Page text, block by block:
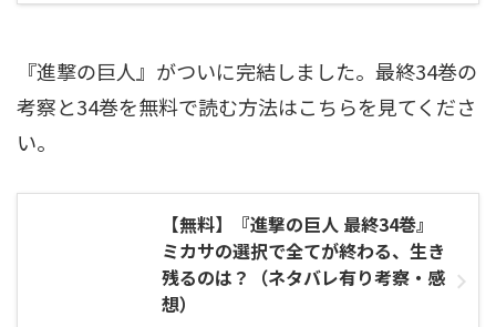
『進撃の巨人』がついに完結しました。最終34巻の
考察と34巻を無料で読む方法はこちらを見てくださ
い。
【無料】『進撃の巨人 最終34巻』
ミカサの選択で全てが終わる、生き
残るのは？（ネタバレ有り考察・感
想）